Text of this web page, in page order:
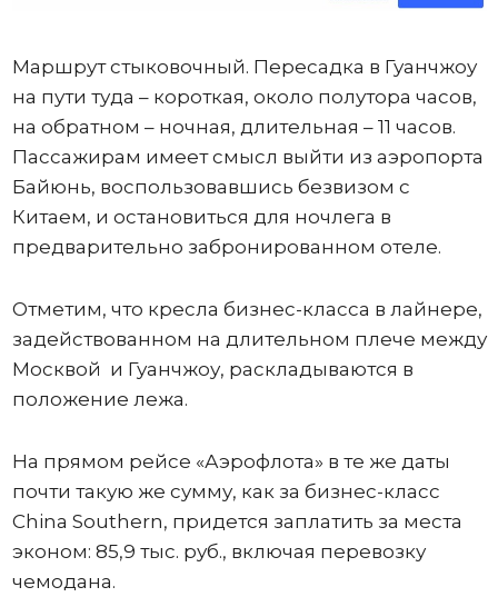
Маршрут стыковочный. Пересадка в Гуанчжоу
на пути туда – короткая, около полутора часов,
на обратном – ночная, длительная – 11 часов.
Пассажирам имеет смысл выйти из аэропорта
Байюнь, воспользовавшись безвизом с
Китаем, и остановиться для ночлега в
предварительно забронированном отеле.
Отметим, что кресла бизнес-класса в лайнере,
задействованном на длительном плече между
Москвой и Гуанчжоу, раскладываются в
положение лежа.
На прямом рейсе «Аэрофлота» в те же даты
почти такую же сумму, как за бизнес-класс
China Southern, придется заплатить за места
эконом: 85,9 тыс. руб., включая перевозку
чемодана.